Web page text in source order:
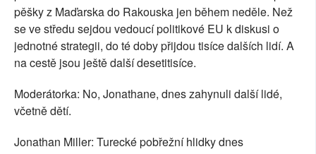
pěšky z Maďarska do Rakouska jen během neděle. Než
se ve středu sejdou vedoucí politikové EU k diskusi o
jednotné strategii, do té doby přijdou tisíce dalších lidí. A
na cestě jsou ještě další desetitisíce.
Moderátorka: No, Jonathane, dnes zahynuli další lidé,
včetně dětí.
Jonathan Miller: Turecké pobřežní hlidky dnes